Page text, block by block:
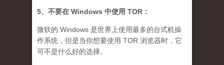
5、不要在 Windows 中使用 TOR：
微软的 Windows 是世界上使用最多的台式机操
作系统，但是当你想要使用 TOR 浏览器时，它
可不是什么好的选择。